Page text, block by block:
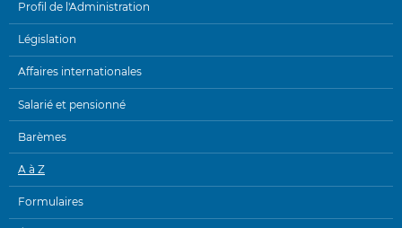
MENU
DE
NAVIGATION
Profil de l'Administration
Législation
Affaires internationales
Salarié et pensionné
Barèmes
A à Z
Formulaires